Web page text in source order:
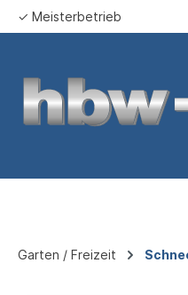
Zur
✓ Meisterbetrieb
Garten / Freizeit